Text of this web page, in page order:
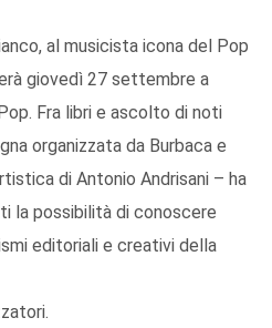
al musicista icona del Pop
giovedì 27 settembre a
Fra libri e ascolto di noti
organizzata da Burbaca e
di Antonio Andrisani – ha
la possibilità di conoscere
editoriali e creativi della